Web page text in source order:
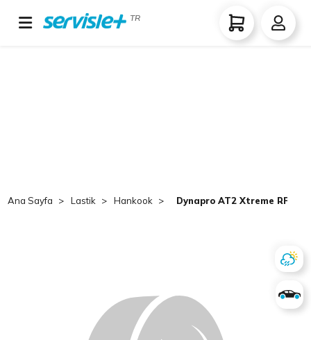
TR
Ana Sayfa Lastik Hankook Dynapro AT2 Xtreme RF12